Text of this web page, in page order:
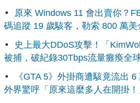
原來 Windows 11 會出賣你？
碼追蹤 19 歲駭客，勒索 800 萬
史上最大DDoS攻擊！「
被捕，破紀錄30Tbps流量癱瘓全球
《GTA 5》外掛商遭駭竟流出 6
外界驚呼「原來這麼多人在開掛！